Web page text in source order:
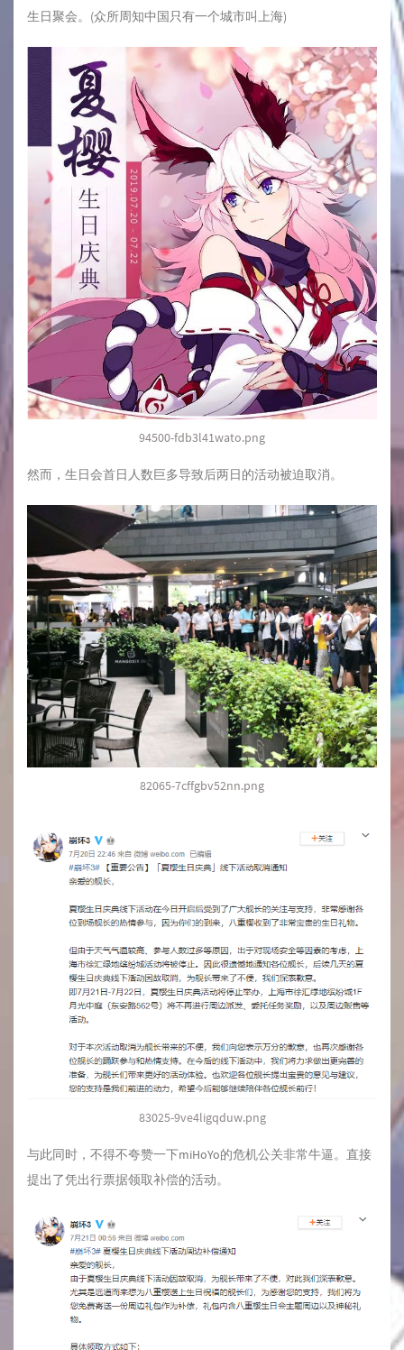
生日聚会。(众所周知中国只有一个城市叫上海)
94500-fdb3l41wato.png
然而，生日会首日人数巨多导致后两日的活动被迫取消。
82065-7cffgbv52nn.png
83025-9ve4ligqduw.png
与此同时，不得不夸赞一下miHoYo的危机公关非常牛逼。直接
提出了凭出行票据领取补偿的活动。